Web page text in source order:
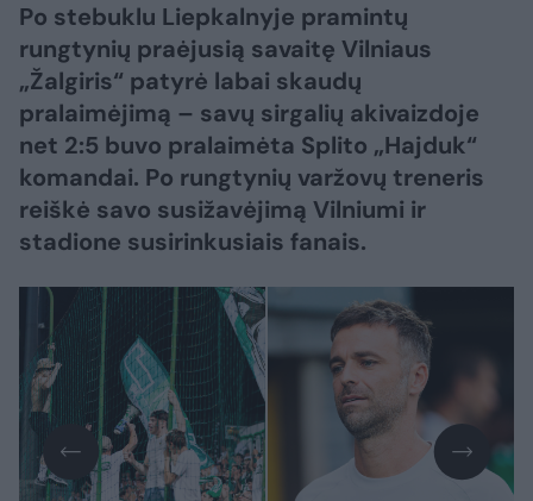
Po stebuklu Liepkalnyje pramintų
rungtynių praėjusią savaitę Vilniaus
„Žalgiris“ patyrė labai skaudų
pralaimėjimą – savų sirgalių akivaizdoje
net 2:5 buvo pralaimėta Splito „Hajduk“
komandai. Po rungtynių varžovų treneris
reiškė savo susižavėjimą Vilniumi ir
stadione susirinkusiais fanais.